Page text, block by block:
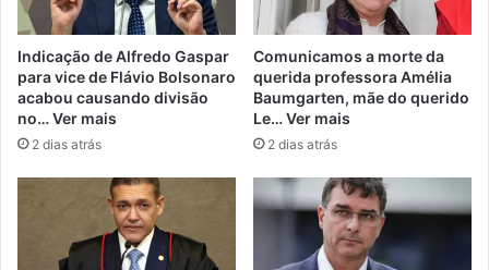
Indicação de Alfredo Gaspar
para vice de Flávio Bolsonaro
acabou causando divisão
no… Ver mais
2 dias atrás
Comunicamos a morte da
querida professora Amélia
Baumgarten, mãe do querido
Le… Ver mais
2 dias atrás